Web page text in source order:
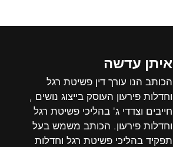
איתן עדשה
הכותב הנו עורך דין פשיטת רגל
וחדלות פירעון העוסק בייצוג נושים ,
חייבים וצדדי ג' בהליכי פשיטת רגל
וחדלות פירעון. הכותב משמש בעל
תפקיד בהליכי פשיטת רגל וחדלות